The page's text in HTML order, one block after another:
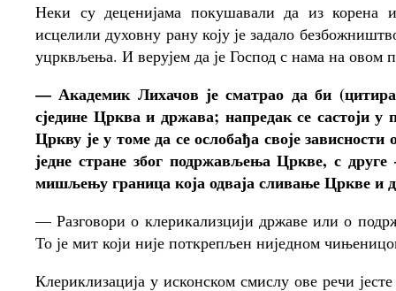
Неки су деценијама покушавали да из
исцелили духовну рану коју је задало
уцрквљења. И верујем да је Господ с нама на овом
— Академик Лихачов је сматрао да би
сједине Црква и држава; напредак се састоји у
Цркву је у томе да се ослобађа своје
једне стране због подржављења Цркве, с
мишљењу граница која одваја сливање Цркве и
— Разговори о клерикализцији државе или о
То је мит који није поткрепљен ниједном
Клериклизација у исконском смислу ове речи